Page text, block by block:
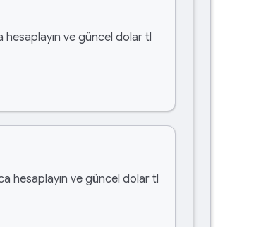
hesaplayın ve güncel dolar tl
hesaplayın ve güncel dolar tl